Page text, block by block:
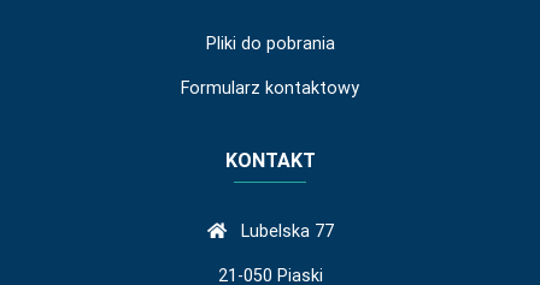
Pliki do pobrania
Formularz kontaktowy
KONTAKT
Lubelska 77
21-050 Piaski